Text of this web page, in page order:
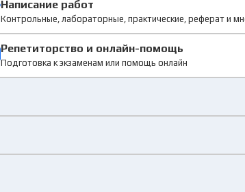
Написание работ
Контрольные, лабораторные, практические, реферат и
Репетиторство и онлайн-помощь
Подготовка к экзаменам или помощь онлайн